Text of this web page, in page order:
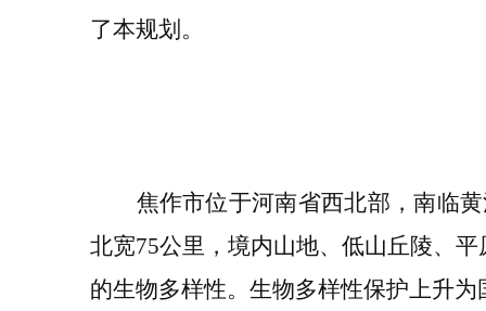
了本规划。
焦作市位于河南省西北部，南临
北宽75公里， 境内山地、低山丘陵、
的生物多样性。生物多样性保护上升